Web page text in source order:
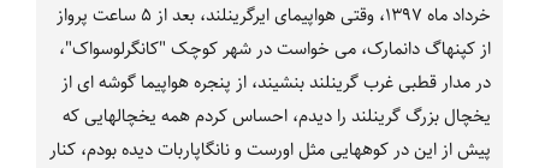
خرداد ماه 1397، وقتی هواپیمای ایرگرینلند، بعد از 5 ساعت پرواز
از کپنهاگ دانمارک، می خواست در شهر کوچک "کانگرلوسواک"،
در مدار قطبی غرب گرینلند بنشیند، از پنجره هواپیما گوشه ای از
یخچال بزرگ گرینلند را دیدم، احساس کردم همه یخچالهایی که
پیش از این در کوههایی مثل اورست و نانگاپاربات دیده بودم، کنار